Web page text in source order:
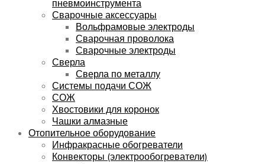
пневмоинструмента
Сварочные аксессуары
Вольфрамовые электроды
Сварочная проволока
Сварочные электроды
Сверла
Сверла по металлу
Системы подачи СОЖ
СОЖ
Хвостовики для коронок
Чашки алмазные
Отопительное оборудование
Инфракрасные обогреватели
Конвекторы (электрообогреватели)